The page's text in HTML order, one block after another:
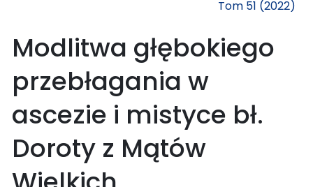
Tom 51 (2022)
Modlitwa głębokiego
przebłagania w
ascezie i mistyce bł.
Doroty z Mątów